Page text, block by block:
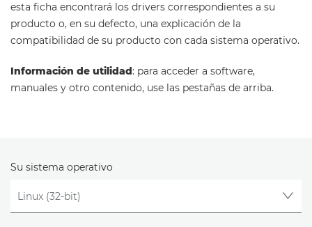
esta ficha encontrará los drivers correspondientes a su
producto o, en su defecto, una explicación de la
compatibilidad de su producto con cada sistema operativo.
Información de utilidad: para acceder a software,
manuales y otro contenido, use las pestañas de arriba.
Su sistema operativo